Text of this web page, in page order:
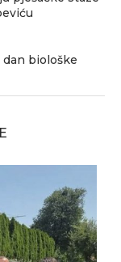
biološke